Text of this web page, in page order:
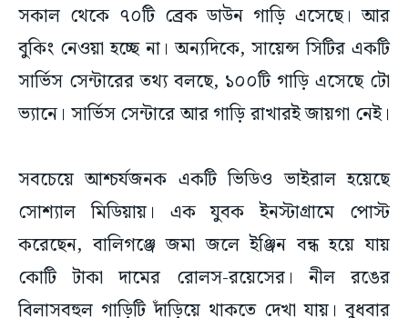
সকাল থেকে ৭০টি ব্রেক ডাউন গাড়ি এসেছে। আর
বুকিং নেওয়া হচ্ছে না। অন্যদিকে, সায়েন্স সিটির একটি
সার্ভিস সেন্টারের তথ্য বলছে, ১০০টি গাড়ি এসেছে টো
ভ্যানে। সার্ভিস সেন্টারে আর গাড়ি রাখারই জায়গা নেই।
সবচেয়ে আশ্চর্যজনক একটি ভিডিও ভাইরাল হয়েছে
সোশ্যাল মিডিয়ায়। এক যুবক ইনস্টাগ্রামে পোস্ট
করেছেন, বালিগঞ্জে জমা জলে ইঞ্জিন বন্ধ হয়ে যায়
কোটি টাকা দামের রোলস-রয়েসের। নীল রঙের
বিলাসবহুল গাড়িটি দাঁড়িয়ে থাকতে দেখা যায়। বুধবার